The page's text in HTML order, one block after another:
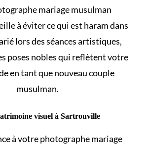
mariage musulman
à éviterce qui est haram dans
lors des séances artistiques,
poses nobles qui reflètent votre
en tant que nouveau couple
musulman.
visuel à Sartrouville
à votre photographe mariage